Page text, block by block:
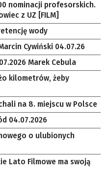
nominacji profesorskich.
z UZ [FILM]
wody
Cywiński 04.07.26
Marek Cebula
kilometrów, żeby
na 8. miejscu w Polsce
04.07.2026
o ulubionych
Lato Filmowe ma swoją